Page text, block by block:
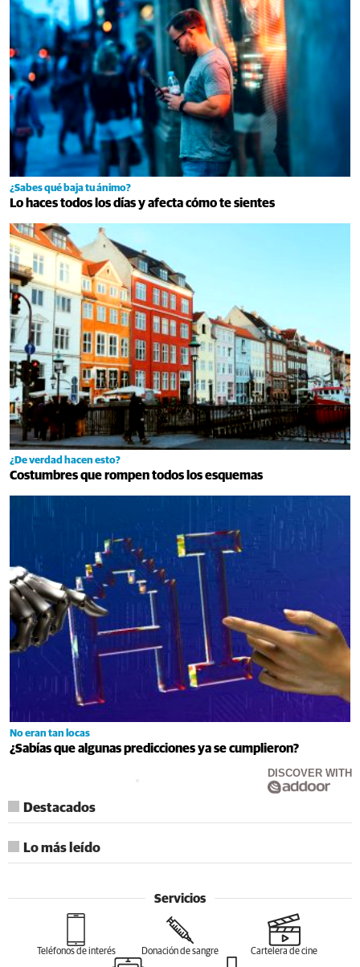
¿Sabes qué baja tu ánimo?
Lo haces todos los días y afecta cómo te sientes
¿De verdad hacen esto?
Costumbres que rompen todos los esquemas
No eran tan locas
¿Sabías que algunas predicciones ya se cumplieron?
DISCOVER WITH
Destacados
Lo más leído
Servicios
Teléfonos de interés Donación de sangre Cartelera de cine